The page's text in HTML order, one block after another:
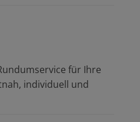
für Ihre
individuell und